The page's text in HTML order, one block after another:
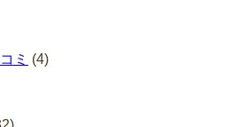
ミ (4)